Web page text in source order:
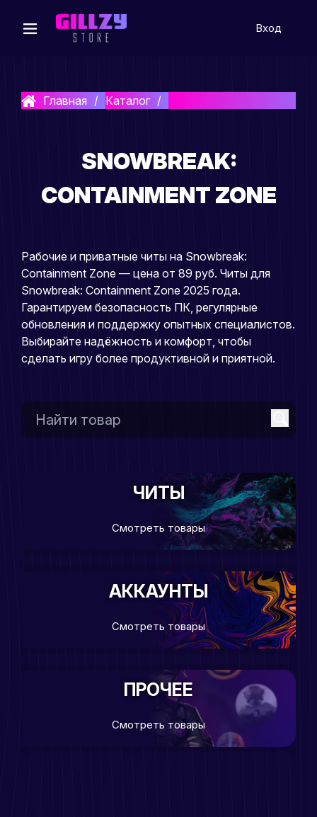
Вход
Главная Каталог
SNOWBREAK:
CONTAINMENT ZONE
Рабочие и приватные читы на Snowbreak:
Containment Zone — цена от 89 руб. Читы для
Snowbreak: Containment Zone 2025 года.
Гарантируем безопасность ПК, регулярные
обновления и поддержку опытных специалистов.
Выбирайте надёжность и комфорт, чтобы
сделать игру более продуктивной и приятной.
ЧИТЫ
Смотреть товары
АККАУНТЫ
Смотреть товары
ПРОЧЕЕ
Смотреть товары